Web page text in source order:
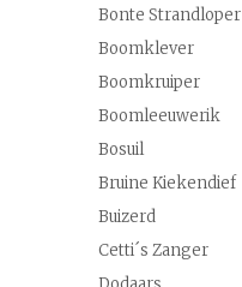
Bonte Strandloper
Boomklever
Boomkruiper
Boomleeuwerik
Bosuil
Bruine Kiekendief
Buizerd
Cetti´s Zanger